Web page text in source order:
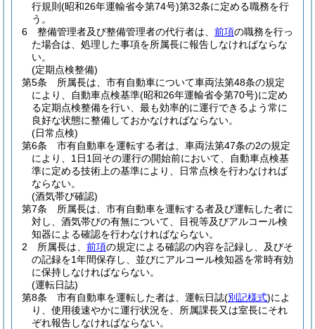
行規則 (昭和26年運輸省令第74号)第32条に定める職務を行
う。
6
整備管理者及び整備管理者の代行者は、 前項の職務を行っ
た場合は、処理した事項を所属長に報告しなければならな
い。
(定期点検整備)
第5条
所属長は、市有自動車について車両法第48条の規定
により、自動車点検基準(昭和26年運輸省令第70号)に定め
る定期点検整備を行い、最も効率的に運行できるよう常に
良好な状態に整備しておかなければならない。
(日常点検)
第6条
市有自動車を運転する者は、車両法第47条の2の規定
により、1日1回その運行の開始前において、自動車点検基
準に定める技術上の基準により、日常点検を行わなければ
ならない。
(酒気帯び確認)
第7条
所属長は、市有自動車を運転する者及び運転した者に
対し、酒気帯びの有無について、目視等及びアルコール検
知器による確認を行わなければならない。
2
所属長は、 前項の規定による確認の内容を記録し、及びそ
の記録を1年間保存し、並びにアルコール検知器を常時有効
に保持しなければならない。
(運転日誌)
第8条
市有自動車を運転した者は、運転日誌(別記様式)によ
り、使用後速やかに運行状況を、所属課長又は室長にそれ
ぞれ報告しなければならない。